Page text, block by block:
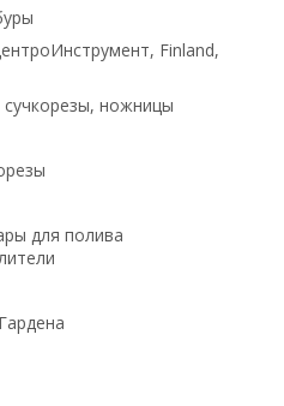
Finland,
ножницы
для полива